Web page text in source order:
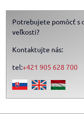
Potrebujete pomôcť s
veľkosti?
Kontaktujte nás:
tel:+421 905 628 700